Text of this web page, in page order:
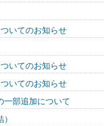
いてのお知らせ
いてのお知らせ
いてのお知らせ
部追加について